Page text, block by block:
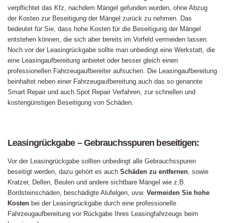
verpflichtet das Kfz, nachdem Mängel gefunden wurden, ohne Abzug
der Kosten zur Beseitigung der Mängel zurück zu nehmen. Das
bedeutet für Sie, dass hohe Kosten für die Beseitigung der Mängel
entstehen können, die sich aber bereits im Vorfeld vermeiden lassen.
Noch vor der Leasingrückgabe sollte man unbedingt eine Werkstatt, die
eine Leasingaufbereitung anbietet oder besser gleich einen
professionellen Fahrzeugaufbereiter aufsuchen. Die Leasingaufbereitung
beinhaltet neben einer Fahrzeugaufbereitung auch das so genannte
Smart Repair und auch Spot Repair Verfahren, zur schnellen und
kostengünstigen Beseitigung von Schäden.
Leasingrückgabe – Gebrauchsspuren beseitigen:
Vor der Leasingrückgabe sollten unbedingt alle Gebrauchsspuren
beseitigt werden, dazu gehört es auch Schäden zu entfernen, sowie
Kratzer, Dellen, Beulen und andere sichtbare Mängel wie z.B.
Bordsteinschäden, beschädigte Alufelgen, uvw. Vermeiden Sie hohe
Kosten bei der Leasingrückgabe durch eine professionelle
Fahrzeugaufbereitung vor Rückgabe Ihres Leasingfahrzeugs beim